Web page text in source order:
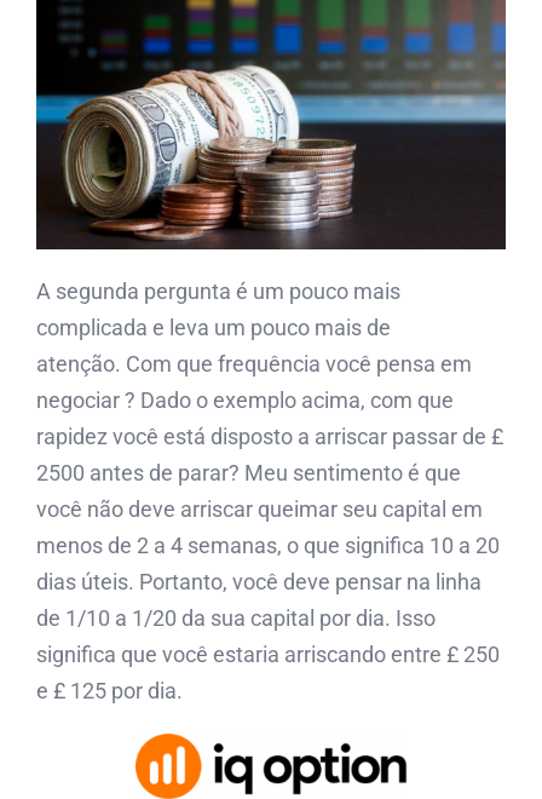
A segunda pergunta é um pouco mais
complicada e leva um pouco mais de
atenção. Com que frequência você pensa em
negociar ? Dado o exemplo acima, com que
rapidez você está disposto a arriscar passar de £
2500 antes de parar? Meu sentimento é que
você não deve arriscar queimar seu capital em
menos de 2 a 4 semanas, o que significa 10 a 20
dias úteis. Portanto, você deve pensar na linha
de 1/10 a 1/20 da sua capital por dia. Isso
significa que você estaria arriscando entre £ 250
e £ 125 por dia.